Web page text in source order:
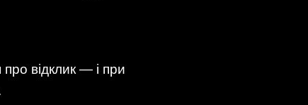
відклик — і при